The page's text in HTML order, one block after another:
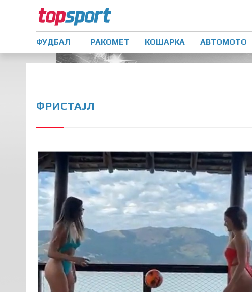
ФУДБАЛ РАКОМЕТ КОШАРКА АВТОМОТО
ФРИСТАЈЛ